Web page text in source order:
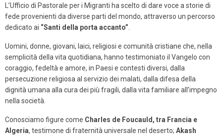
L’Ufficio di Pastorale per i Migranti ha scelto di dare voce a storie di
fede provenienti da diverse parti del mondo, attraverso un percorso
dedicato ai “Santi della porta accanto”.
Uomini, donne, giovani, laici, religiosi e comunità cristiane che, nella
semplicità della vita quotidiana, hanno testimoniato il Vangelo con
coraggio, fedeltà e amore, in Paesi e contesti diversi, dalla
persecuzione religiosa al servizio dei malati, dalla difesa della
dignità umana alla cura dei più fragili, dalla vita familiare all’impegno
nella società.
Conosciamo figure come Charles de Foucauld, tra Francia e
Algeria, testimone di fraternità universale nel deserto; Akash